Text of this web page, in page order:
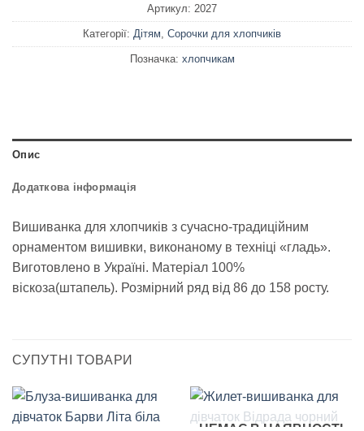
Артикул: 2027
Категорії: Дітям, Сорочки для хлопчиків
Позначка: хлопчикам
Опис
Додаткова інформація
Вишиванка для хлопчиків з сучасно-традиційним
орнаментом вишивки, виконаному в техніці «гладь».
Виготовлено в Україні. Матеріал 100%
віскоза(штапель). Розмірний ряд від 86 до 158 росту.
СУПУТНІ ТОВАРИ